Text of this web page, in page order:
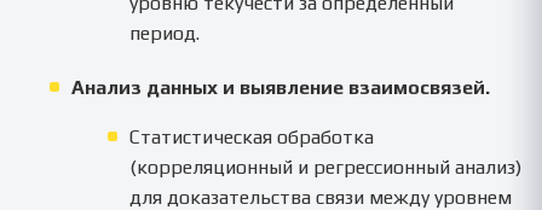
период.
Анализ данных и выявление взаимосвязей.
Статистическая обработка
(корреляционный и регрессионный анализ)
для доказательства связи между уровнем